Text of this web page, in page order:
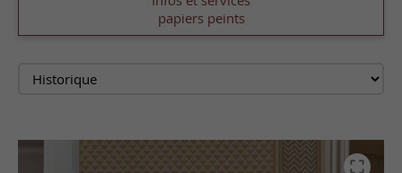
papiers peints